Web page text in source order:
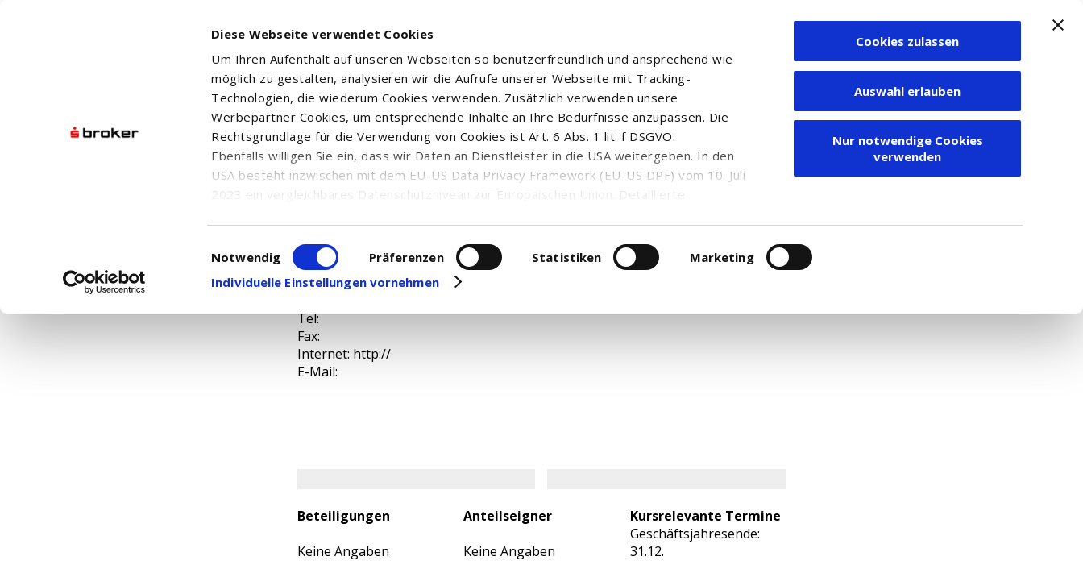
Diese Webseite verwendet Cookies
Um Ihren Aufenthalt auf unseren Webseiten so benutzerfreundlich und ansprechend wie
möglich zu gestalten, analysieren wir die Aufrufe unserer Webseite mit Tracking-
Technologien, die wiederum Cookies verwenden. Zusätzlich verwenden unsere
Werbepartner Cookies, um entsprechende Inhalte an Ihre Bedürfnisse anzupassen. Die
Rechtsgrundlage für die Verwendung von Cookies ist Art. 6 Abs. 1 lit. f DSGVO.
Ebenfalls willigen Sie ein, dass wir Daten an Dienstleister in die USA weitergeben. In den
USA besteht inzwischen mit dem EU-US Data Privacy Framework (EU-US DPF) vom 10. Juli
2023 ein vergleichbares Datenschutzniveau zur Europäischen Union. Detaillierte
in den USA, finden Sie auf unserer Seite zumDatenschutz. Dort können Sie Ihre
Einwilligung auch jederzeit widerrufen oder anpassen.
Einwilligungsauswahl
Notwendig Präferenzen Statistiken
Marketing
Individuelle Einstellungen vornehmen
Cookies zulassen
Auswahl erlauben
Nur notwendige Cookies
verwenden
Zum Depot
ASSET PLUS LTD. REGISTERED SHARES O.N.
ASSET PLUS LTD
Tel:
Fax:
Internet: http://
E-Mail:
Kurzportrait
Beteiligungen
Keine Angaben
Anteilseigner
Keine Angaben
Kursrelevante Termine
Geschäftsjahresende:
31.12.